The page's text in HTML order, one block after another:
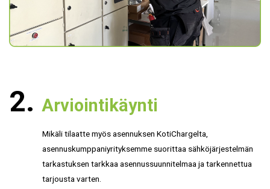
Arviointikäynti
Mikäli tilaatte myös asennuksen KotiChargelta,
asennuskumppaniyrityksemme suorittaa sähköjärjestelmän
tarkastuksen tarkkaa asennussuunnitelmaa ja tarkennettua
tarjousta varten.